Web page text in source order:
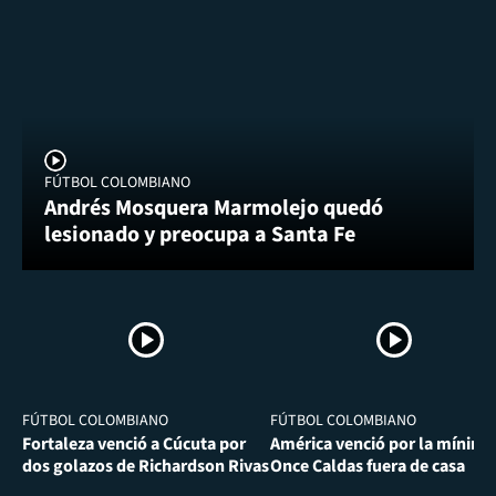
FÚTBOL COLOMBIANO
Andrés Mosquera Marmolejo quedó
lesionado y preocupa a Santa Fe
FÚTBOL COLOMBIANO
Fortaleza venció a Cúcuta por
dos golazos de Richardson Rivas
FÚTBOL COLOMBIANO
América venció por la
Once Caldas fuera de casa